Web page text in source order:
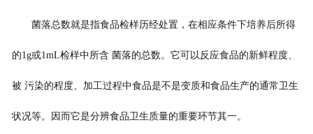
客户服务
荣誉资质
联系我们
菌落总数就是指食品检样历经处置，在相应条件下培养后所得
的1g或1mL检样中所含 菌落的总数。它可以反应食品的新鲜程度、
被 污染的程度、加工过程中食品是不是变质和食品生产的通常卫生
状况等。因而它是分辨食品卫生质量的重要环节其一。